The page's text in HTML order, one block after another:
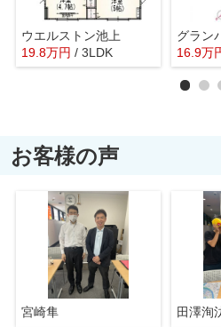
ウエルストン池上
19.8万円 / 3LDK
グラン
16.9万
お客様の声
宮崎隼 田澤洵